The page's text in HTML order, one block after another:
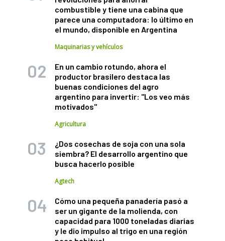
combustible y tiene una cabina que
parece una computadora: lo último en
el mundo, disponible en Argentina
Maquinarias y vehículos
En un cambio rotundo, ahora el
productor brasilero destaca las
buenas condiciones del agro
argentino para invertir: "Los veo más
motivados"
Agricultura
¿Dos cosechas de soja con una sola
siembra? El desarrollo argentino que
busca hacerlo posible
Agtech
Cómo una pequeña panadería pasó a
ser un gigante de la molienda, con
capacidad para 1000 toneladas diarias
y le dio impulso al trigo en una región